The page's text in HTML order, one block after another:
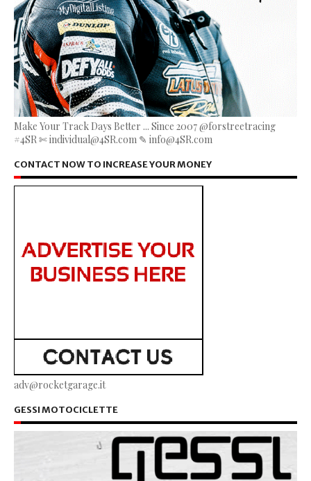
Make Your Track Days Better ... Since 2007 @forstreetracing
#4SR ✄ individual@4SR.com ✎ info@4SR.com
CONTACT NOW TO INCREASE YOUR MONEY
adv@rocketgarage.it
GESSI MOTOCICLETTE